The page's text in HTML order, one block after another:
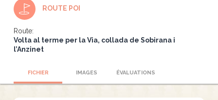
ROUTE POI
Route:
Volta al terme per la Via, collada de Sobirana i
l’Anzinet
FICHIER IMAGES ÉVALUATIONS